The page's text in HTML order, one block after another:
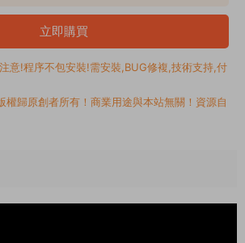
立即購買
意!程序不包安裝!需安裝,BUG修複,技術支持,付
權歸原創者所有！商業用途與本站無關！資源自